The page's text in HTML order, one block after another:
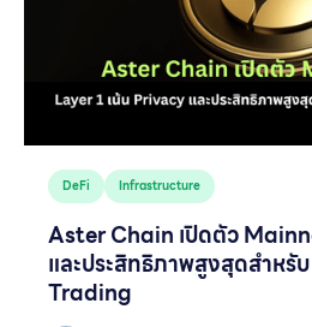
DeFi Infrastructure
Aster Chain เปิดตัว
และประสิทธิภาพสูงสุดสำหรั
Trading